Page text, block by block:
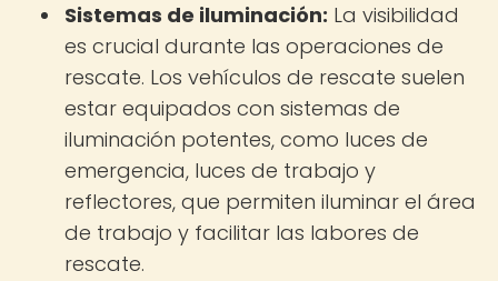
Sistemas de iluminación: La visibilidad
es crucial durante las operaciones de
rescate. Los vehículos de rescate suelen
estar equipados con sistemas de
iluminación potentes, como luces de
emergencia, luces de trabajo y
reflectores, que permiten iluminar el área
de trabajo y facilitar las labores de
rescate.